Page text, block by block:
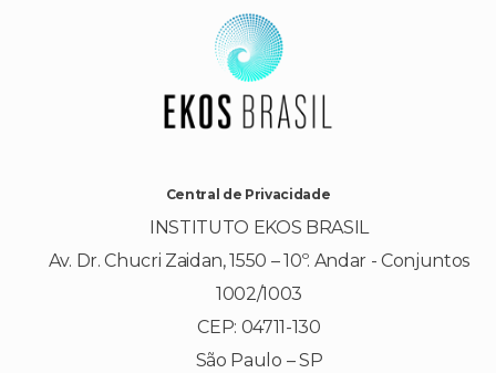
Central de Privacidade
INSTITUTO EKOS BRASIL
Av. Dr. Chucri Zaidan, 1550 – 10º. Andar - Conjuntos
1002/1003
CEP: 04711-130
São Paulo – SP